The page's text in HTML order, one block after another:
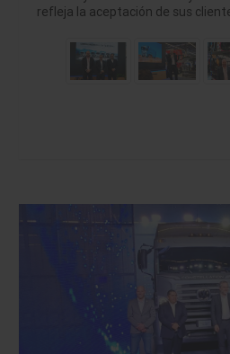
refleja la aceptación de sus